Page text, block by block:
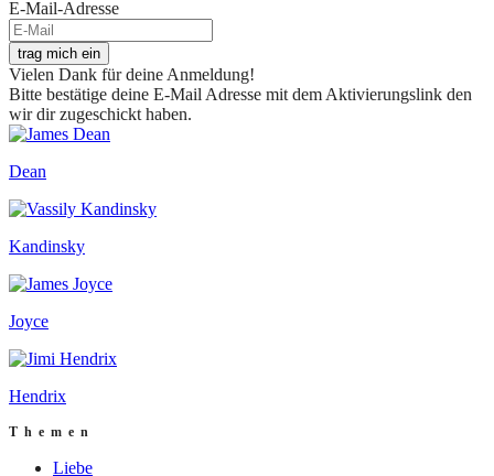
E-Mail-Adresse
trag mich ein
Vielen Dank für deine Anmeldung!
Bitte bestätige deine E-Mail Adresse mit dem Aktivierungslink den
wir dir zugeschickt haben.
Dean
Kandinsky
Joyce
Hendrix
Themen
Liebe